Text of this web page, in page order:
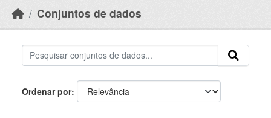
Conjuntos de dados
Ordenar por